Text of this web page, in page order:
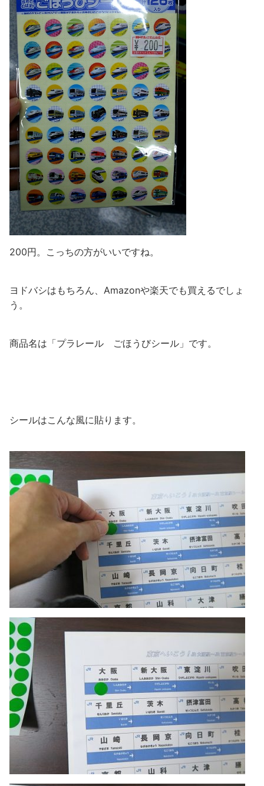
200円。こっちの方がいいですね。
ヨドバシはもちろん、Amazonや楽天でも買えるでしょ
う。
商品名は「プラレール ごほうびシール」です。
シールはこんな風に貼ります。